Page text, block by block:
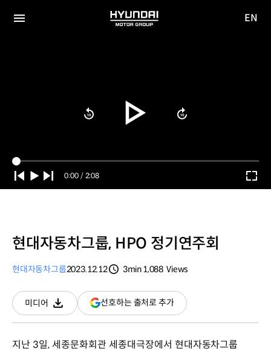
HYUNDAI
EN
Current
Time
0:00 / Duration
2:08
현대자동차그룹, HPO 정기연주회
현대자동차그룹2023.12.12
3min1,088 Views
미디어
다운로드
선호하는 출처로 추가(새
창
지난 3일, 세종문화회관 세종대극장에서 현대자동차그룹